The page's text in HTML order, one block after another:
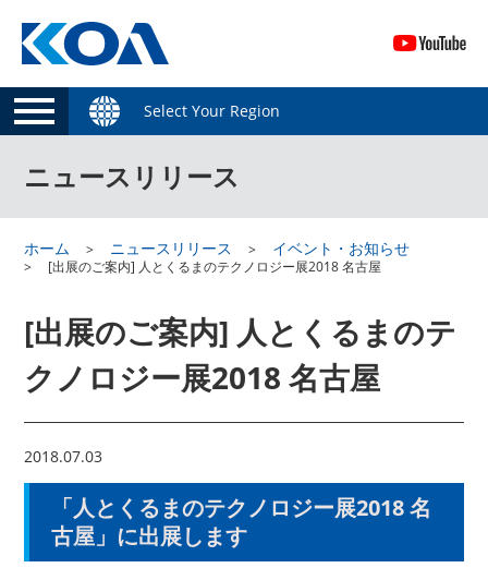
Select Your Region
ニュースリリース
ホーム ニュースリリース イベント・お知らせ
[出展のご案内] 人とくるまのテクノロジー展2018 名古屋
[出展のご案内] 人とくるまのテ
クノロジー展2018 名古屋
2018.07.03
「人とくるまのテクノロジー展2018 名
古屋」に出展します